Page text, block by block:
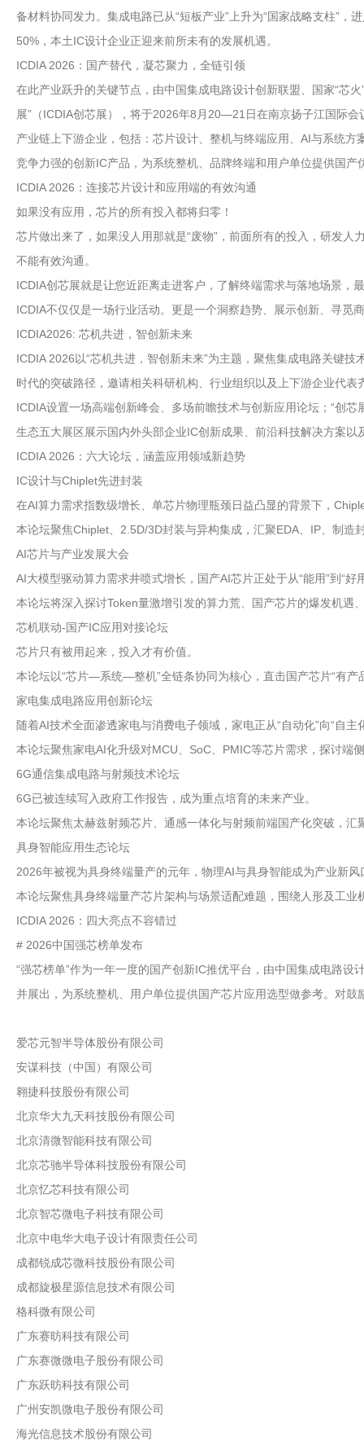
备材料协同发力。集成电路已从“短板产业”上升为“国家战略支柱”
50%，本土IC设计企业正迎来前所未有的发展机遇。
ICDIA 2026：国产替代，凝芯聚力，全链引领
在此产业跃升的关键节点，由中国集成电路设计创新联盟、国家“芯
展”（ICDIA创芯展），将于2026年8月20—21日在南京扬子江国际
产业链上下游企业，包括：芯片设计、整机与终端应用、AI与系统
竞争力强的创新IC产品，为系统整机、品牌终端和用户单位提供国
ICDIA 2026：连接芯片设计和应用端的有效沟通
如果没有应用，芯片的所有投入都将归零！
芯片做出来了，如果没人用那就是“废物”，前面所有的投入，研发
不能有效沟通。
ICDIA创芯展就是让您近距离走进客户，了解终端需求与落地场景，
ICDIA不仅仅是一场行业活动。更是一个洞察趋势、展示创新、寻觅
ICDIA2026: 芯机共进，智创新未来
ICDIA 2026以“芯机共进，智创新未来”为主题，聚焦集成电路关键
时代的突破路径，邀请相关科研机构、行业组织以及上下游企业代
ICDIA设置一场高端创新峰会、多场前瞻技术与创新应用论坛；“创
生态五大展区展示国内外头部企业IC创新成果、前沿科技解决方案以
ICDIA 2026：六大论坛，涵盖应用领域新趋势
IC设计与Chiplet先进封装
在AI算力需求指数级增长、单芯片物理瓶颈日益凸显的背景下，
本论坛聚焦Chiplet、2.5D/3D封装与异构集成，汇聚EDA、IP、制
AI芯片与产业发展大会
AI大模型驱动算力需求井喷式增长，国产AI芯片正处于从“能用”到“好
本论坛将深入探讨Token量激增引发的算力荒、国产芯片的爆发机
芯机联动-国产IC应用对接论坛
芯片只有被用起来，投入才有价值。
本论坛以“芯片—系统—整机”全链条协同为核心，直击国产芯片“有
家电集成电路应用创新论坛
随着AI技术全面渗透家电与消费电子领域，家电正从“自动化”向“自主
本论坛聚焦家电AI化升级对MCU、SoC、PMIC等芯片需求，探讨端
6G通信集成电路与射频技术论坛
6G已被连续写入政府工作报告，成为重点培育的未来产业。
本论坛聚焦太赫兹射频芯片、通感一体化与射频前端国产化突破，
具身智能应用生态论坛
2026年被视为具身终端量产的元年，物理AI与具身智能成为产业新风
本论坛聚焦具身终端量产芯片架构与场景适配难题，围绕人形及工
ICDIA 2026：四大亮点不容错过
# 2026中国强芯榜单发布
“强芯榜单”作为一年一度的国产创新IC推优平台，由中国集成电路
并展出，为系统整机、用户单位提供国产芯片应用选型做参考。对
爱芯元智半导体股份有限公司
安谋科技（中国）有限公司
翱捷科技股份有限公司
北京华大九天科技股份有限公司
北京清微智能科技有限公司
北京芯驰半导体科技股份有限公司
北京忆芯科技有限公司
北京智芯微电子科技有限公司
北京中电华大电子设计有限责任公司
成都锐成芯微科技股份有限公司
成都旋极星源信息技术有限公司
格科微有限公司
广东赛昉科技有限公司
广东赛微微电子股份有限公司
广东跃昉科技有限公司
广州安凯微电子股份有限公司
海光信息技术股份有限公司